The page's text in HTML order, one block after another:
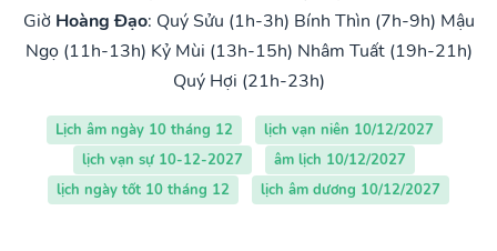
Giờ Hoàng Đạo: Quý Sửu (1h-3h) Bính Thìn (7h-9h) Mậu
Ngọ (11h-13h) Kỷ Mùi (13h-15h) Nhâm Tuất (19h-21h)
Quý Hợi (21h-23h)
Lịch âm ngày 10 tháng 12
lịch vạn niên 10/12/2027
lịch vạn sự 10-12-2027
âm lịch 10/12/2027
lịch ngày tốt 10 tháng 12
lịch âm dương 10/12/2027